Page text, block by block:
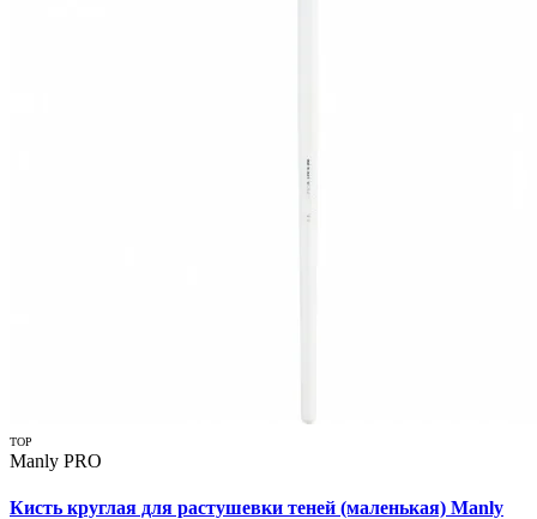
TOP
Manly PRO
Кисть круглая для растушевки теней (маленькая) Manly